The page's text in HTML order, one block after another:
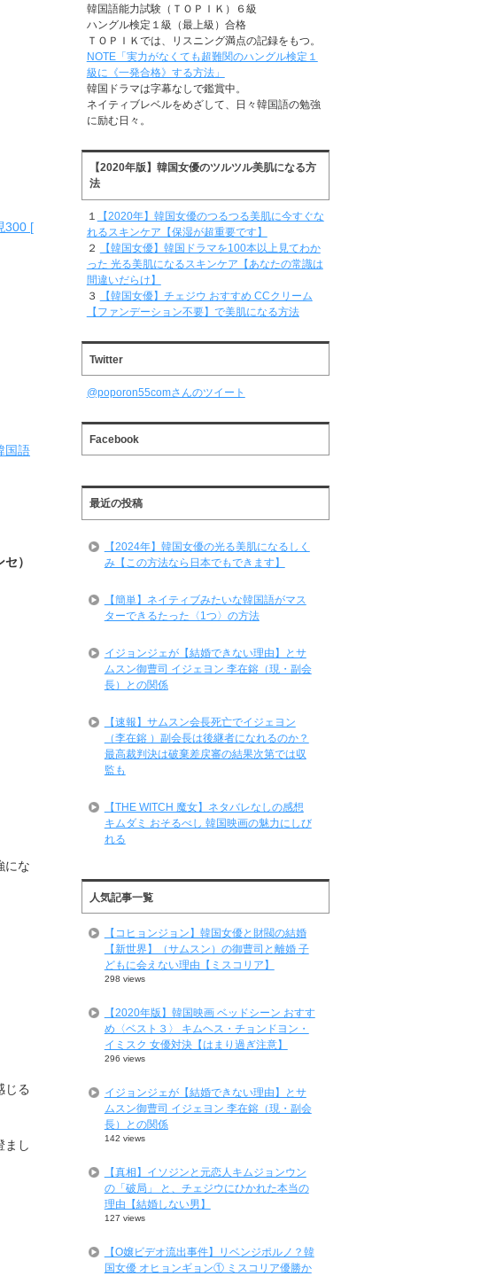
300 [
国語
）
にな
じる
まし
韓国語能力試験（ＴＯＰＩＫ）６級
ハングル検定１級（最上級）合格
ＴＯＰＩＫでは、リスニング満点の記録をもつ。
NOTE「実力がなくても超難関のハングル検定１
級に《一発合格》する方法」
韓国ドラマは字幕なしで鑑賞中。
ネイティブレベルをめざして、日々韓国語の勉強
に励む日々。
【2020年版】韓国女優のツルツル美肌になる方
法
１
【2020年】韓国女優のつるつる美肌に今すぐな
れるスキンケア【保湿が超重要です】
２
【韓国女優】韓国ドラマを100本以上見てわか
った 光る美肌になるスキンケア【あなたの常識は
間違いだらけ】
３
【韓国女優】チェジウ おすすめ CCクリーム
【ファンデーション不要】で美肌になる方法
Twitter
@poporon55comさんのツイート
Facebook
最近の投稿
【2024年】韓国女優の光る美肌になるしく
み【この方法なら日本でもできます】
【簡単】ネイティブみたいな韓国語がマス
ターできるたった〈1つ〉の方法
イジョンジェが【結婚できない理由】とサ
ムスン御曹司 イジェヨン 李在鎔（現・副会
長）との関係
【速報】サムスン会長死亡でイジェヨン
（李在鎔 ）副会長は後継者になれるのか？
最高裁判決は破棄差戻審の結果次第では収
監も
【THE WITCH 魔女】ネタバレなしの感想
キムダミ おそるべし 韓国映画の魅力にしび
れる
人気記事一覧
【コヒョンジョン】韓国女優と財閥の結婚
【新世界】（サムスン）の御曹司と離婚 子
どもに会えない理由【ミスコリア】
298 views
【2020年版】韓国映画 ベッドシーン おすす
め〈ベスト３〉 キムヘス・チョンドヨン・
イミスク 女優対決【はまり過ぎ注意】
296 views
イジョンジェが【結婚できない理由】とサ
ムスン御曹司 イジェヨン 李在鎔（現・副会
長）との関係
142 views
【真相】イソジンと元恋人キムジョンウン
の「破局」 と、チェジウにひかれた本当の
理由【結婚しない男】
127 views
【O嬢ビデオ流出事件】リベンジポルノ？韓
国女優 オヒョンギョン① ミスコリア優勝か